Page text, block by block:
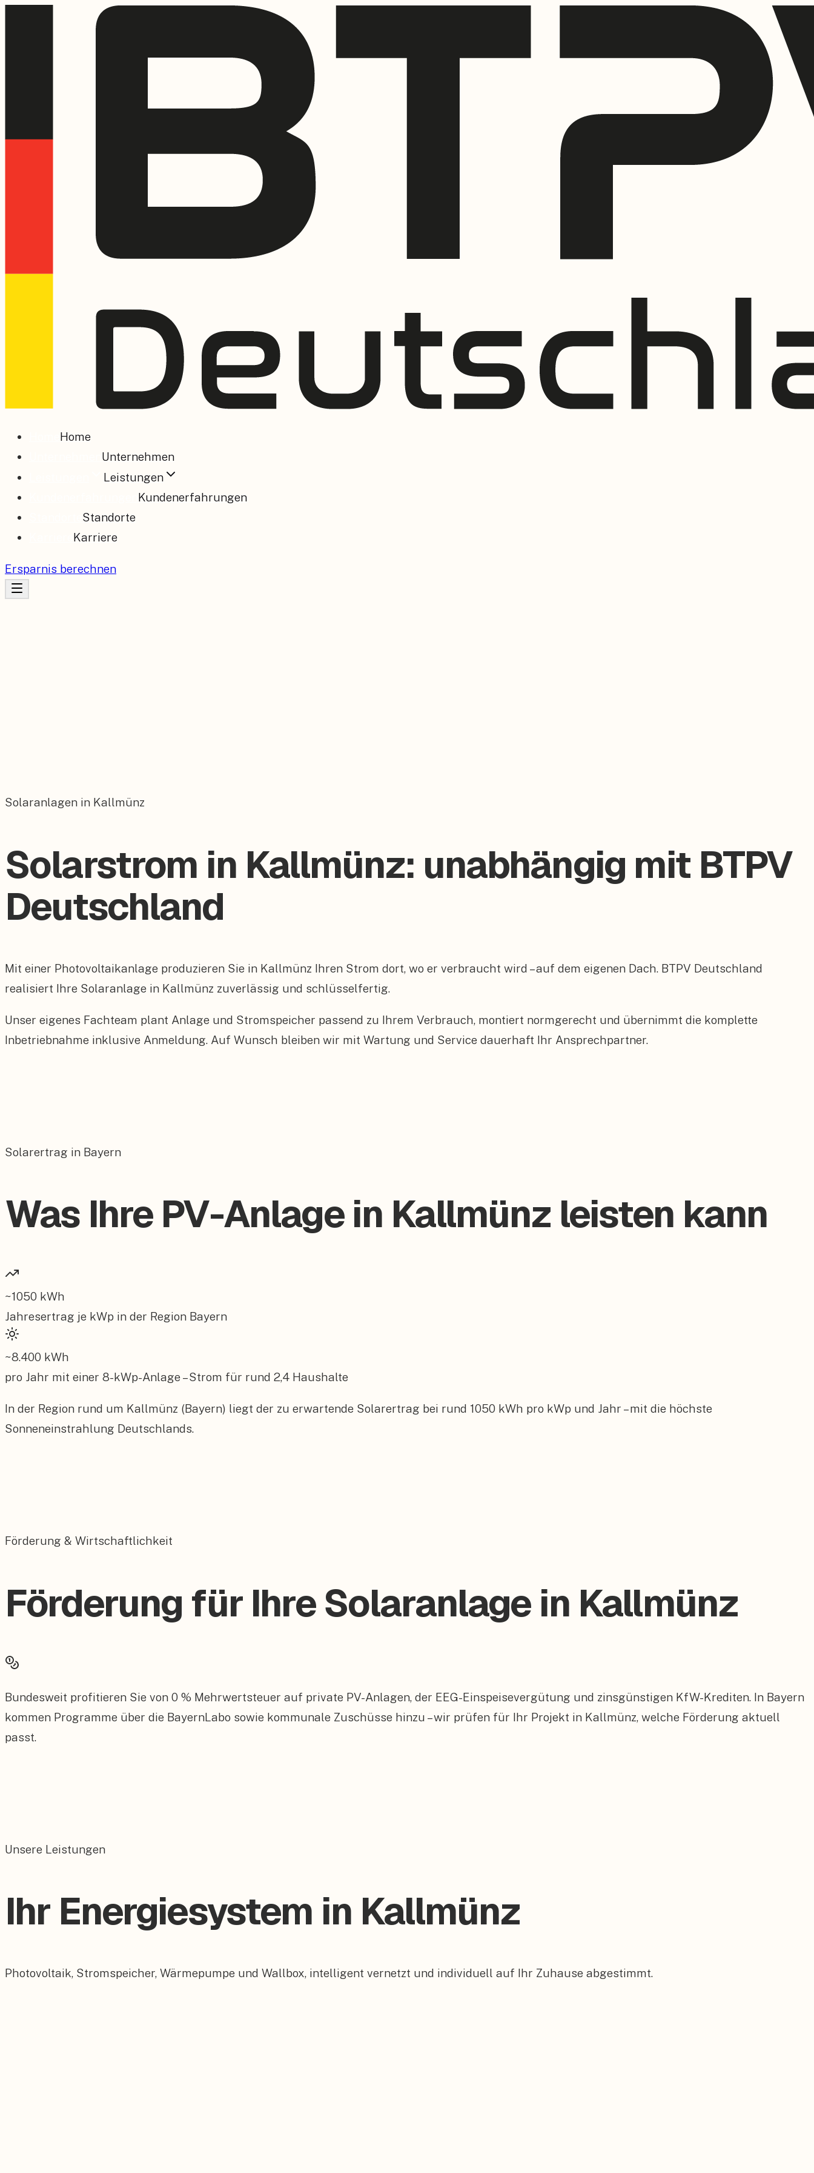
Home
Unternehmen
Leistungen
Kundenerfahrungen
Standorte
Karriere
Ersparnis berechnen
Solaranlagen in Kallmünz
Solarstrom in Kallmünz: unabhängig mit BTPV
Deutschland
Mit einer Photovoltaikanlage produzieren Sie in Kallmünz Ihren Strom dort, wo er verbraucht wird – auf dem eigenen Dach. BTPV Deutschland
realisiert Ihre Solaranlage in Kallmünz zuverlässig und schlüsselfertig.
Unser eigenes Fachteam plant Anlage und Stromspeicher passend zu Ihrem Verbrauch, montiert normgerecht und übernimmt die komplette
Inbetriebnahme inklusive Anmeldung. Auf Wunsch bleiben wir mit Wartung und Service dauerhaft Ihr Ansprechpartner.
Solarertrag in Bayern
Was Ihre PV-Anlage in Kallmünz leisten kann
~1050 kWh
Jahresertrag je kWp in der Region Bayern
~8.400 kWh
pro Jahr mit einer 8-kWp-Anlage – Strom für rund 2,4 Haushalte
In der Region rund um Kallmünz (Bayern) liegt der zu erwartende Solarertrag bei rund 1050 kWh pro kWp und Jahr – mit die höchste
Sonneneinstrahlung Deutschlands.
Förderung & Wirtschaftlichkeit
Förderung für Ihre Solaranlage in Kallmünz
Bundesweit profitieren Sie von 0 % Mehrwertsteuer auf private PV-Anlagen, der EEG-Einspeisevergütung und zinsgünstigen KfW-Krediten. In Bayern
kommen Programme über die BayernLabo sowie kommunale Zuschüsse hinzu – wir prüfen für Ihr Projekt in Kallmünz, welche Förderung aktuell
passt.
Unsere Leistungen
Ihr Energiesystem in Kallmünz
Photovoltaik, Stromspeicher, Wärmepumpe und Wallbox, intelligent vernetzt und individuell auf Ihr Zuhause abgestimmt.